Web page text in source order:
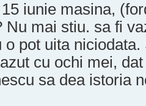
iunie masina,
Nu mai stiu. sa fi
o pot uita
cu ochi mei,
sa dea istoria